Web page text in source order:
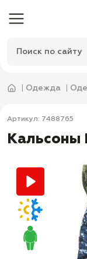
Одежда
Артикул: 7488765
Кальсоны